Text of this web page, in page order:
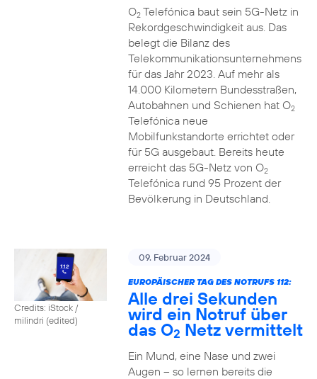
O2Telefónica baut sein 5G-Netz in
Rekordgeschwindigkeit aus. Das
belegt die Bilanz des
Telekommunikationsunternehmens
für das Jahr 2023. Auf mehr als
14.000 Kilometern Bundesstraßen,
Autobahnen und Schienen hat O2
Telefónica neue
Mobilfunkstandorte errichtet oder
für 5G ausgebaut. Bereits heute
erreicht das 5G-Netz von O2
Telefónica rund 95 Prozent der
Bevölkerung in Deutschland.
Credits: iStock /
milindri (edited)
09. Februar 2024
EUROPÄISCHER TAG DES NOTRUFS 112:
Alle drei Sekunden
wird ein Notruf über
das O2 Netz vermittelt
Ein Mund, eine Nase und zwei
Augen – so lernen bereits die